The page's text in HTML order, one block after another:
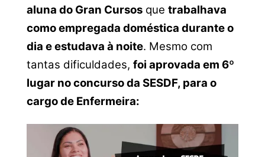
aluna do Gran Cursosque trabalhava
como empregada doméstica durante o
dia e estudava à noite. Mesmo com
tantas dificuldades, foi aprovada em 6º
lugar no concurso da SESDF, para o
cargo de Enfermeira: